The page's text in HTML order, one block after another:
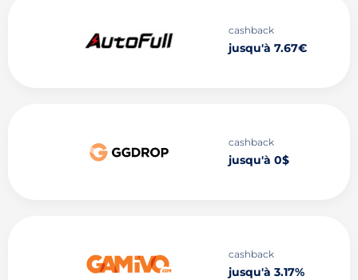
cashback
jusqu'à 7.67€
cashback
jusqu'à 0$
cashback
jusqu'à 3.17%